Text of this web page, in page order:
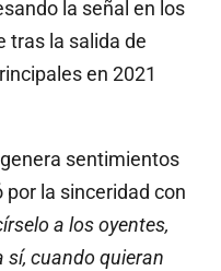
la señal en los
tras la salida de
en 2021
sentimientos
la sinceridad con
a los oyentes,
sí, cuando quieran